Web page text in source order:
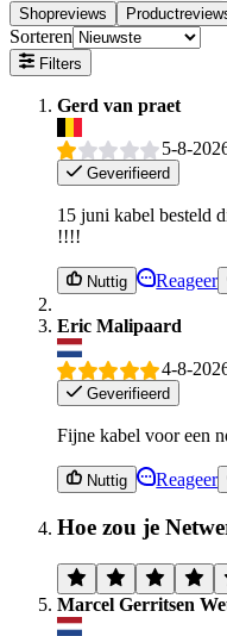
Shopreviews
Sorteren
Filters
Gerd van praet
5-8-
Geverifieerd
15 juni kabel besteld
!!!!
Nuttig Reageer
Eric Malipaard
4-8-
Geverifieerd
Fijne kabel voor een
Nuttig Reageer
Hoe zou je
Marcel Gerritsen